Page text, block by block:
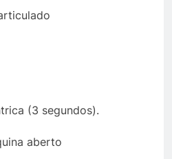
(3 segundos).
aberto